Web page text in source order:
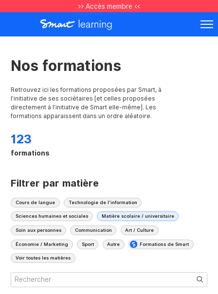
>> Accès membre <<
Nos formations
Retrouvez ici les formations proposées par Smart, à
l’initiative de ses sociétaires [et celles proposées
directement à l’initiative de Smart elle-même]. Les
formations apparaissent dans un ordre aléatoire.
123
formations
Filtrer par matière
Cours de langue Technologie de l'information
Sciences humaines et sociales Matière scolaire / universitaire
Soin aux personnes Communication Art / Culture
Économie / Marketing Sport Autre Formations de Smart
Voir toutes les matières